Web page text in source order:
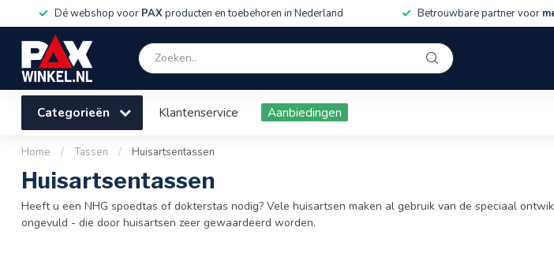
Dé webshop voor PAX producten en toebehoren in Nederland Betrouwbare partner voor
Categorieën Klantenservice Aanbiedingen
Home / Tassen / Huisartsentassen
Huisartsentassen
Heeft u een NHG spoedtas of dokterstas nodig? Vele huisartsen maken al gebruik van de speciaal
ongevuld - die door huisartsen zeer gewaardeerd worden.